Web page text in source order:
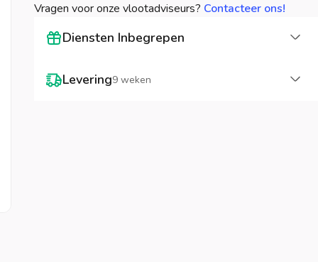
Vragen voor onze vlootadviseurs? Contacteer ons!
Diensten Inbegrepen
Levering9 weken